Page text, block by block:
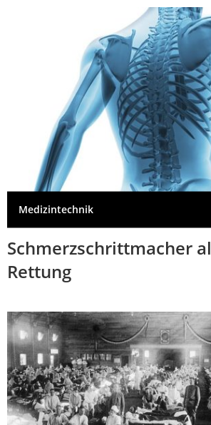
Medizintechnik
Schmerzschrittmacher
Rettung